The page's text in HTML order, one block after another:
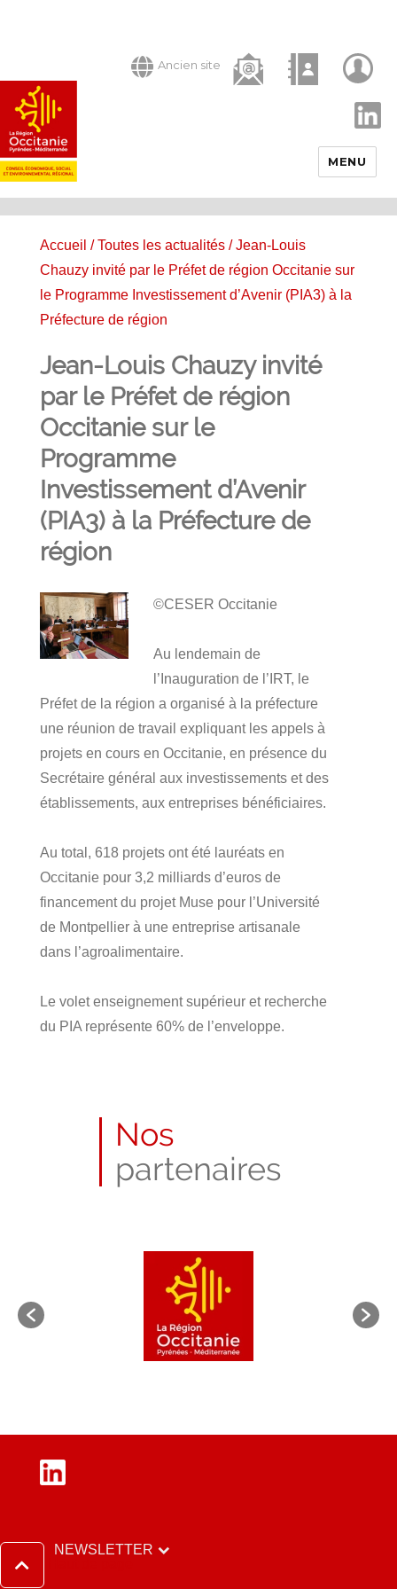
Ancien site
MENU
Accueil /Toutes les actualités/ Jean-Louis
Chauzy invité par le Préfet de région Occitanie sur
le Programme Investissement d’Avenir (PIA3) à la
Préfecture de région
Jean-Louis Chauzy invité
par le Préfet de région
Occitanie sur le
Programme
Investissement d’Avenir
(PIA3) à la Préfecture de
région
©CESER Occitanie
Au lendemain de
l’Inauguration de l’IRT, le
Préfet de la région a organisé à la préfecture
une réunion de travail expliquant les appels à
projets en cours en Occitanie, en présence du
Secrétaire général aux investissements et des
établissements, aux entreprises bénéficiaires.
Au total, 618 projets ont été lauréats en
Occitanie pour 3,2 milliards d’euros de
financement du projet Muse pour l’Université
de Montpellier à une entreprise artisanale
dans l’agroalimentaire.
Le volet enseignement supérieur et recherche
du PIA représente 60% de l’enveloppe.
Nos
partenaires
LinkedIn
NEWSLETTER